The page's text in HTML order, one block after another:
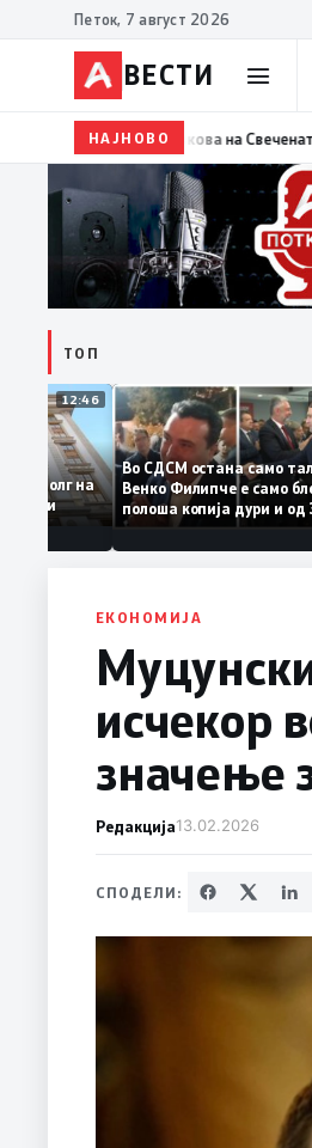
Петок, 7 август 2026
ВЕСТИ
НАЈНОВО
Сиљановска Давкова на Свечената
ТОП
12:46
долг на
стабилни
Во СДСМ остана
Венко Филипче е
полоша копија дури
Заев
ЕКОНОМИЈА
исчекор
значење
Редакција13.02.2026
СПОДЕЛИ: